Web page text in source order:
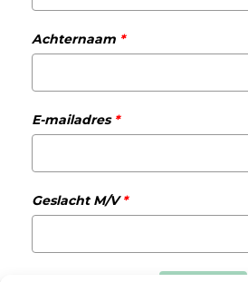
Achternaam *
E-mailadres*
Geslacht M/V*